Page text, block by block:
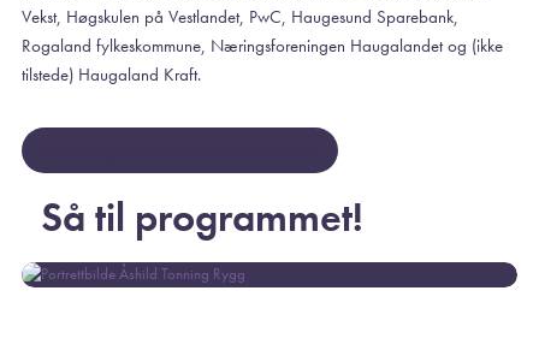
Vekst, Høgskulen på Vestlandet, PwC, Haugesund Sparebank,
Rogaland fylkeskommune, Næringsforeningen Haugalandet og (ikke
tilstede) Haugaland Kraft.
Så til programmet!